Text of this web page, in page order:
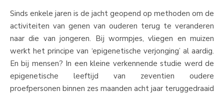
Sinds enkele jaren is de jacht geopend op methoden om de
activiteiten van genen van ouderen terug te veranderen
naar die van jongeren. Bij wormpjes, vliegen en muizen
werkt het principe van ‘epigenetische verjonging’ al aardig.
En bij mensen? In een kleine verkennende studie werd de
epigenetische leeftijd van zeventien oudere
proefpersonen binnen zes maanden acht jaar teruggedraaid